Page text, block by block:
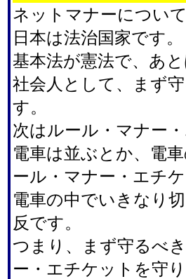
ネットマナーについて
日本は法治国家です。
基本法が憲法で、あ
社会人として、まず
す。
次はルール・マナー
電車は並ぶとか、電
ール・マナー・エチ
電車の中でいきなり
反です。
つまり、まず守るべ
ー・エチケットを守